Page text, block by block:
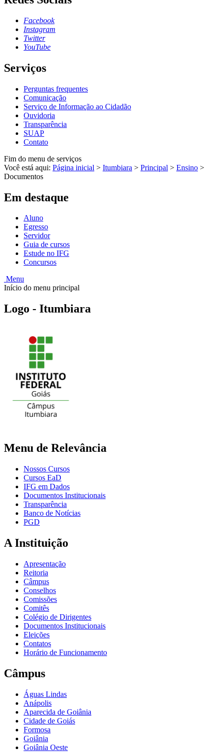
Facebook
Instagram
Twitter
YouTube
Serviços
Perguntas frequentes
Comunicação
Serviço de Informação ao Cidadão
Ouvidoria
Transparência
SUAP
Contato
Fim do menu de serviços
Você está aqui: Página inicial > Itumbiara > Principal > Ensino >
Documentos
Em destaque
Aluno
Egresso
Servidor
Guia de cursos
Estude no IFG
Concursos
Menu
Início do menu principal
Logo - Itumbiara
Menu de Relevância
Nossos Cursos
Cursos EaD
IFG em Dados
Documentos Institucionais
Transparência
Banco de Notícias
PGD
A Instituição
Apresentação
Reitoria
Câmpus
Conselhos
Comissões
Comitês
Colégio de Dirigentes
Documentos Institucionais
Eleições
Contatos
Horário de Funcionamento
Câmpus
Águas Lindas
Anápolis
Aparecida de Goiânia
Cidade de Goiás
Formosa
Goiânia
Goiânia Oeste